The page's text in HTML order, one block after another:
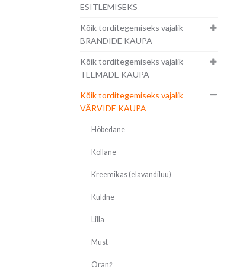
ESITLEMISEKS
Kõik torditegemiseks vajalik
BRÄNDIDE KAUPA
Kõik torditegemiseks vajalik
TEEMADE KAUPA
Kõik torditegemiseks vajalik
VÄRVIDE KAUPA
Hõbedane
Kollane
Kreemikas (elavandiluu)
Kuldne
Lilla
Must
Oranž